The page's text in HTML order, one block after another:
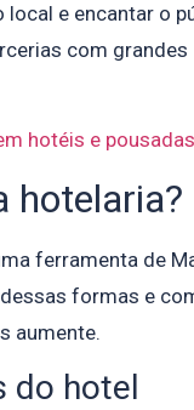
e encantar o
com grandes
hotéis e pousadas
hotelaria?
ferramenta de
formas e
aumente.
do hotel